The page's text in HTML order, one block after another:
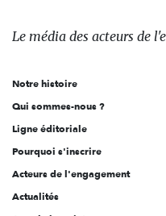
des
l'engagement
Le média des acteurs de
Notre histoire
Qui sommes-nous ?
Ligne éditoriale
Pourquoi s'inscrire
Acteurs de l'engagement
Actualités